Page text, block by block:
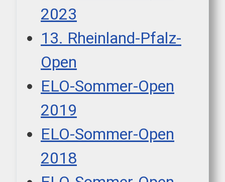
2023
13. Rheinland-Pfalz-
Open
ELO-Sommer-Open
2019
ELO-Sommer-Open
2018